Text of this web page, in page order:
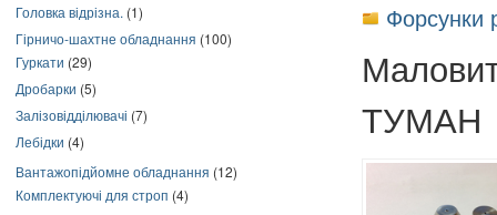
Головка відрізна. (1)
Гірничо-шахтне обладнання (100)
Гуркати (29)
Дробарки (5)
Залізовідділювачі (7)
Лебідки (4)
Вантажопідйомне обладнання (12)
Комплектуючі для строп (4)
Форсунки
ТУМАН